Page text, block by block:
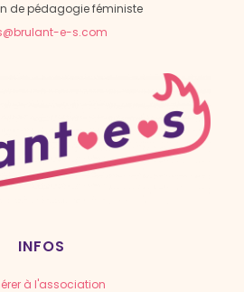
de pédagogie féministe
e-s.com
INFOS
à l'association